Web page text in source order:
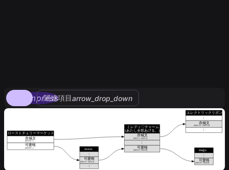
compress
関連項目arrow_drop_down